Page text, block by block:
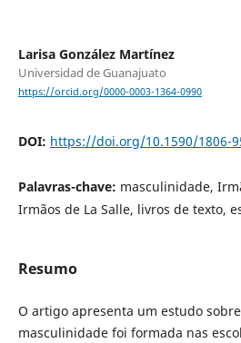
Larisa González Martínez
Universidad de Guanajuato
https://orcid.org/0000-0003-1364-0990
DOI: https://doi.org/10.1590/1806-
Palavras-chave: masculinidade,
Irmãos de La Salle, livros de texto,
Resumo
O artigo apresenta um estudo
masculinidade foi formada nas